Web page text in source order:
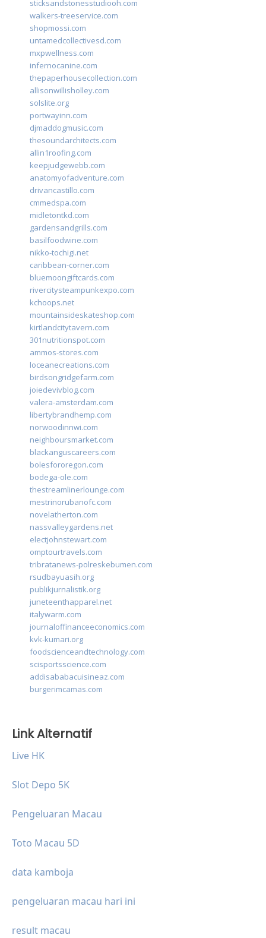
sticksandstonesstudiooh.com
walkers-treeservice.com
shopmossi.com
untamedcollectivesd.com
mxpwellness.com
infernocanine.com
thepaperhousecollection.com
allisonwillisholley.com
solslite.org
portwayinn.com
djmaddogmusic.com
thesoundarchitects.com
allin1roofing.com
keepjudgewebb.com
anatomyofadventure.com
drivancastillo.com
cmmedspa.com
midletontkd.com
gardensandgrills.com
basilfoodwine.com
nikko-tochigi.net
caribbean-corner.com
bluemoongiftcards.com
rivercitysteampunkexpo.com
kchoops.net
mountainsideskateshop.com
kirtlandcitytavern.com
301nutritionspot.com
ammos-stores.com
loceanecreations.com
birdsongridgefarm.com
joiedevivblog.com
valera-amsterdam.com
libertybrandhemp.com
norwoodinnwi.com
neighboursmarket.com
blackanguscareers.com
bolesfororegon.com
bodega-ole.com
thestreamlinerlounge.com
mestrinorubanofc.com
novelatherton.com
nassvalleygardens.net
electjohnstewart.com
omptourtravels.com
tribratanews-polreskebumen.com
rsudbayuasih.org
publikjurnalistik.org
juneteenthapparel.net
italywarm.com
journaloffinanceeconomics.com
kvk-kumari.org
foodscienceandtechnology.com
scisportsscience.com
addisababacuisineaz.com
burgerimcamas.com
Link Alternatif
Live HK
Slot Depo 5K
Pengeluaran Macau
Toto Macau 5D
data kamboja
pengeluaran macau hari ini
result macau